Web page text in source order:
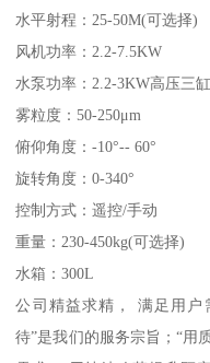
水平射程：25-50M(可选择)
风机功率：2.2-7.5KW
水泵功率：2.2-3KW高压三
雾粒度：50-250μm
俯仰角度：-10°-- 60°
旋转角度：0-340°
控制方式：遥控/手动
重量：230-450kg(可选择)
水箱：300L
公司精益求精， 满足用
待”是我们的服务宗旨；“用